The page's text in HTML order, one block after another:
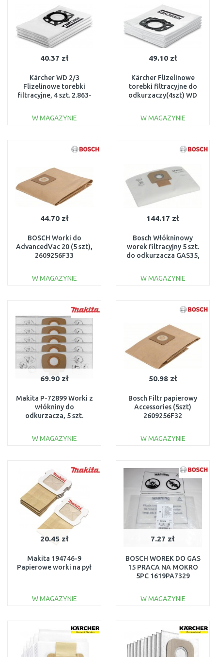
40.37 zł
Kärcher WD 2/3
Flizelinowe torebki
filtracyjne, 4 szt. 2.863-
W MAGAZYNIE
Do porównania
49.10 zł
Kärcher Flizelinowe
torebki filtracyjne do
odkurzaczy(4szt) WD
W MAGAZYNIE
Do porównania
44.70 zł
BOSCH Worki do
AdvancedVac 20 (5 szt),
2609256F33
W MAGAZYNIE
Do porównania
144.17 zł
Bosch Włókninowy
worek filtracyjny 5 szt.
do odkurzacza GAS35,
W MAGAZYNIE
Do porównania
69.90 zł
Makita P-72899 Worki z
włókniny do
odkurzacza, 5 szt.
W MAGAZYNIE
Do porównania
50.98 zł
Bosch Filtr papierowy
Accessories (5szt)
2609256F32
W MAGAZYNIE
Do porównania
20.45 zł
Makita 194746-9
Papierowe worki na pył
W MAGAZYNIE
Do porównania
7.27 zł
BOSCH WOREK DO GAS
15 PRACA NA MOKRO
5PC 1619PA7329
W MAGAZYNIE
Do porównania